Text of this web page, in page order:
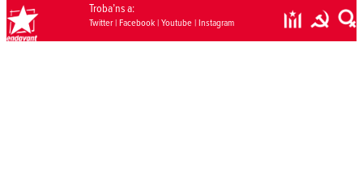
Troba’ns a:
Twitter| Facebook| Youtube| Instagram